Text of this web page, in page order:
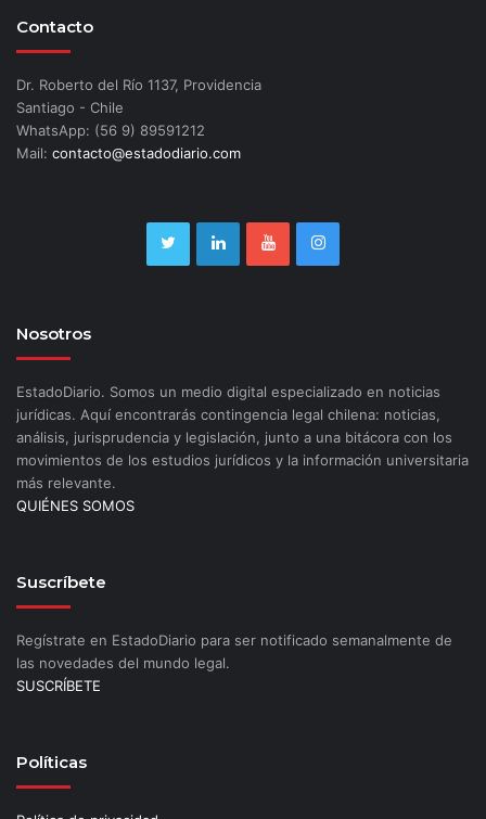
Contacto
Dr. Roberto del Río 1137, Providencia
Santiago - Chile
WhatsApp: (56 9) 89591212
Mail: contacto@estadodiario.com
Nosotros
EstadoDiario. Somos un medio digital especializado en noticias
jurídicas. Aquí encontrarás contingencia legal chilena: noticias,
análisis, jurisprudencia y legislación, junto a una bitácora con los
movimientos de los estudios jurídicos y la información universitaria
más relevante.
QUIÉNES SOMOS
Suscríbete
Regístrate en EstadoDiario para ser notificado semanalmente de
las novedades del mundo legal.
SUSCRÍBETE
Políticas